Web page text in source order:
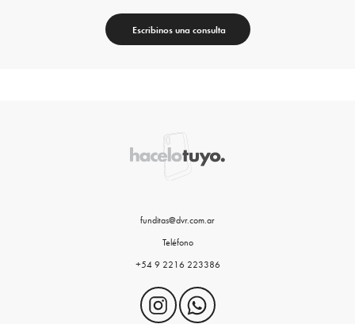
Escribinos una consulta
funditas@dvr.com.ar
Teléfono
+54 9 2216 223386